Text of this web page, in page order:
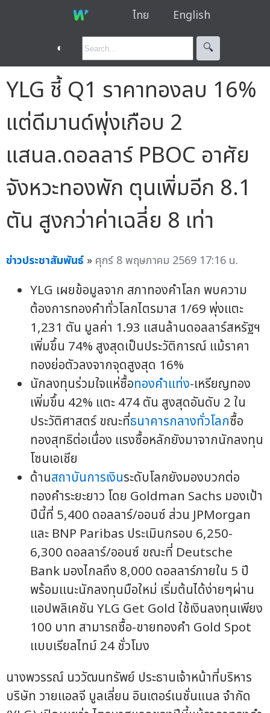
ไทย English
◐ 🔍︎
YLG ชี้ Q1 ราคาทองลบ 16%
แต่ดีมานด์พุ่งเกือบ 2
แสนล.ดอลลาร์ PBOC อาศัย
จังหวะทองพัก ตุนเพิ่มอีก 8.1
ตัน สูงกว่าค่าเฉลี่ย 8 เท่า
ข่าวประชาสัมพันธ์ » ศุกร์ 8 พฤษภาคม 2569 17:16 น.
YLG เผยข้อมูลจาก สภาทองคำโลก พบความ
ต้องการทองคำทั่วโลกไตรมาส 1/69 พุ่งแตะ
1,231 ตัน มูลค่า 1.93 แสนล้านดอลลาร์สหรัฐฯ
เพิ่มขึ้น 74% สูงสุดเป็นประวัติการณ์ แม้ราคา
ทองย่อตัวลงจากจุดสูงสุด 16%
นักลงทุนร่วมใจแห่ซื้อทองคำแท่ง-เหรียญทอง
เพิ่มขึ้น 42% แตะ 474 ตัน สูงสุดอันดับ 2 ใน
ประวัติศาสตร์ ขณะที่ธนาคารกลางทั่วโลกซื้อ
ทองสุทธิต่อเนื่อง แรงซื้อหลักยังมาจากนักลงทุน
โซนเอเชีย
ด้านสถาบันการเงินระดับโลกยังมองบวกต่อ
ทองคำระยะยาว โดย Goldman Sachs มองเป้า
ปีนี้ที่ 5,400 ดอลลาร์/ออนซ์ ส่วน JPMorgan
และ BNP Paribas ประเมินกรอบ 6,250-
6,300 ดอลลาร์/ออนซ์ ขณะที่ Deutsche
Bank มองไกลถึง 8,000 ดอลลาร์ภายใน 5 ปี
พร้อมแนะนักลงทุนมือใหม่ เริ่มต้นได้ง่ายๆผ่าน
แอปพลิเคชัน YLG Get Gold ใช้เงินลงทุนเพียง
100 บาท สามารถซื้อ-ขายทองคำ Gold Spot
แบบเรียลไทม์ 24 ชั่วโมง
นางพวรรณ์ นววัฒนทรัพย์ ประธานเจ้าหน้าที่บริหาร
บริษัท วายแอลจี บูลเลี่ยน อินเตอร์เนชั่นแนล จำกัด